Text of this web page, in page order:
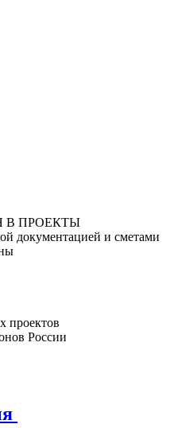
В ПРОЕКТЫ
документацией и сметами
проектов
России